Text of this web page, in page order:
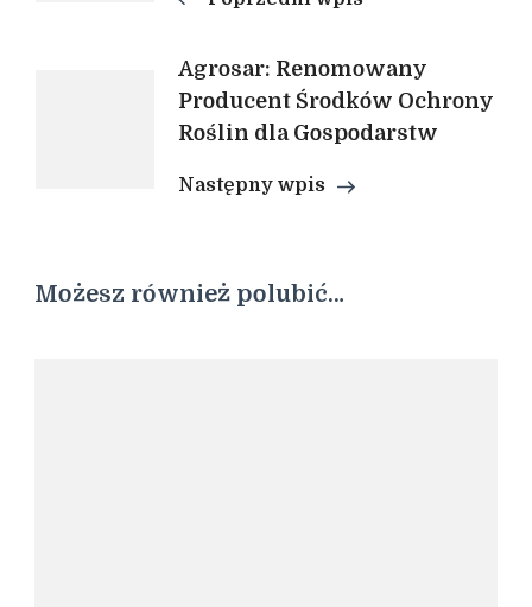
Agrosar: Renomowany
Producent Środków Ochrony
Roślin dla Gospodarstw
Następny wpis
Możesz również polubić…